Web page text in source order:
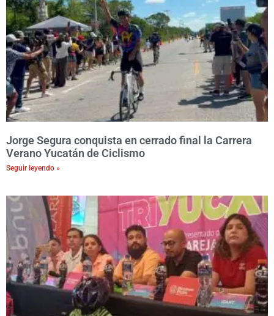
Jorge Segura conquista en cerrado final la Carrera
Verano Yucatán de Ciclismo
Seguir leyendo »